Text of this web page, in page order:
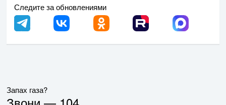
Следите за обновлениями
Запах газа?